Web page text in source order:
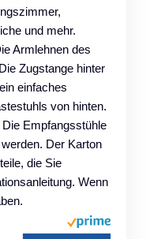
und mehr.
Armlehnen des
Zugstange hinter
einfaches
von hinten.
Empfangsstühle
Der Karton
die Sie
Wenn